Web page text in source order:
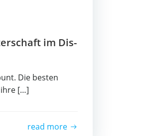
im Dis­
Die bes­ten
ihre […]
read more